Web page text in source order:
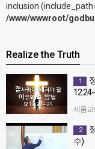
inclusion
/www/wwwroot/
Realize the Truth
1
정기영
세움교
2
수)